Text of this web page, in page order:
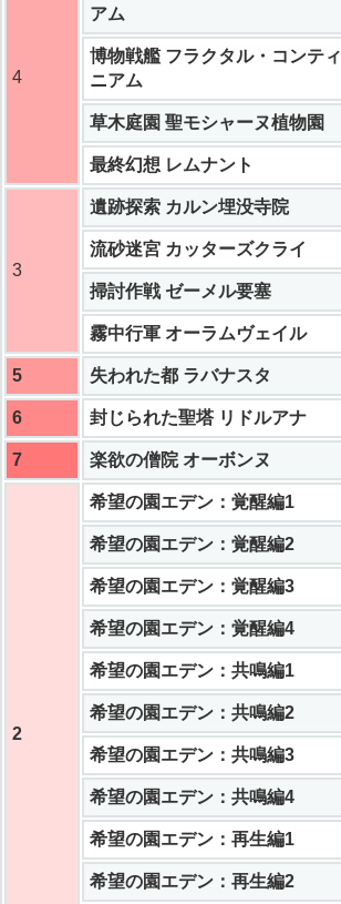
4
アム
博物戦艦 フラクタル・コンティ
ニアム
草木庭園 聖モシャーヌ植物園
最終幻想 レムナント
3
遺跡探索 カルン埋没寺院
流砂迷宮 カッターズクライ
掃討作戦 ゼーメル要塞
霧中行軍 オーラムヴェイル
5 失われた都 ラバナスタ
6 封じられた聖塔 リドルアナ
7 楽欲の僧院 オーボンヌ
2
希望の園エデン：覚醒編1
希望の園エデン：覚醒編2
希望の園エデン：覚醒編3
希望の園エデン：覚醒編4
希望の園エデン：共鳴編1
希望の園エデン：共鳴編2
希望の園エデン：共鳴編3
希望の園エデン：共鳴編4
希望の園エデン：再生編1
希望の園エデン：再生編2